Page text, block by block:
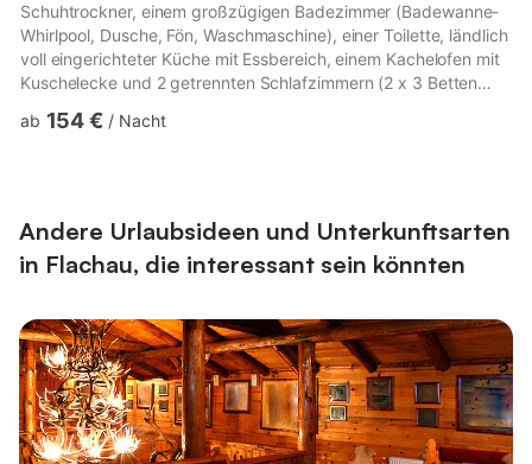
Schuhtrockner, einem großzügigen Badezimmer (Badewanne-
Whirlpool, Dusche, Fön, Waschmaschine), einer Toilette, ländlich
voll eingerichteter Küche mit Essbereich, einem Kachelofen mit
Kuschelecke und 2 getrennten Schlafzimmern (2 x 3 Betten
Gartenzugang. Vorhanden sind: Flat-Kabel-TV, Radio, Safe, Fön;
ausreichend Bade- un...
ab 154 € / Nacht
Andere Urlaubsideen und Unterkunftsarten
in Flachau, die interessant sein könnten